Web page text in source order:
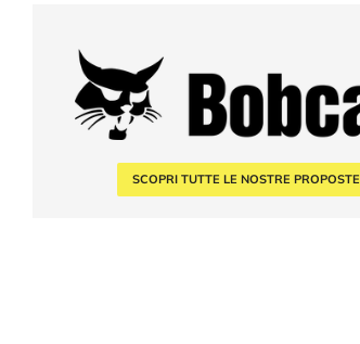
SCOPRI TUTTE LE NOSTRE PROPOSTE